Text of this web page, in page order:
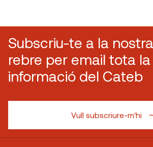
Subscriu-te a la
rebre per email tota la
informació del Cateb
Vull subscriure-m'hi